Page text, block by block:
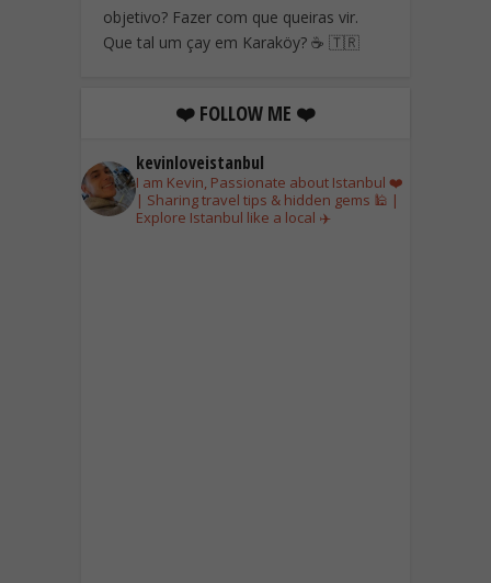
objetivo? Fazer com que queiras vir.
Que tal um çay em Karaköy? ☕ 🇹🇷
❤️ FOLLOW ME ❤️
kevinloveistanbul
I am Kevin, Passionate about Istanbul ❤️
| Sharing travel tips & hidden gems 🕌 |
Explore Istanbul like a local ✈️